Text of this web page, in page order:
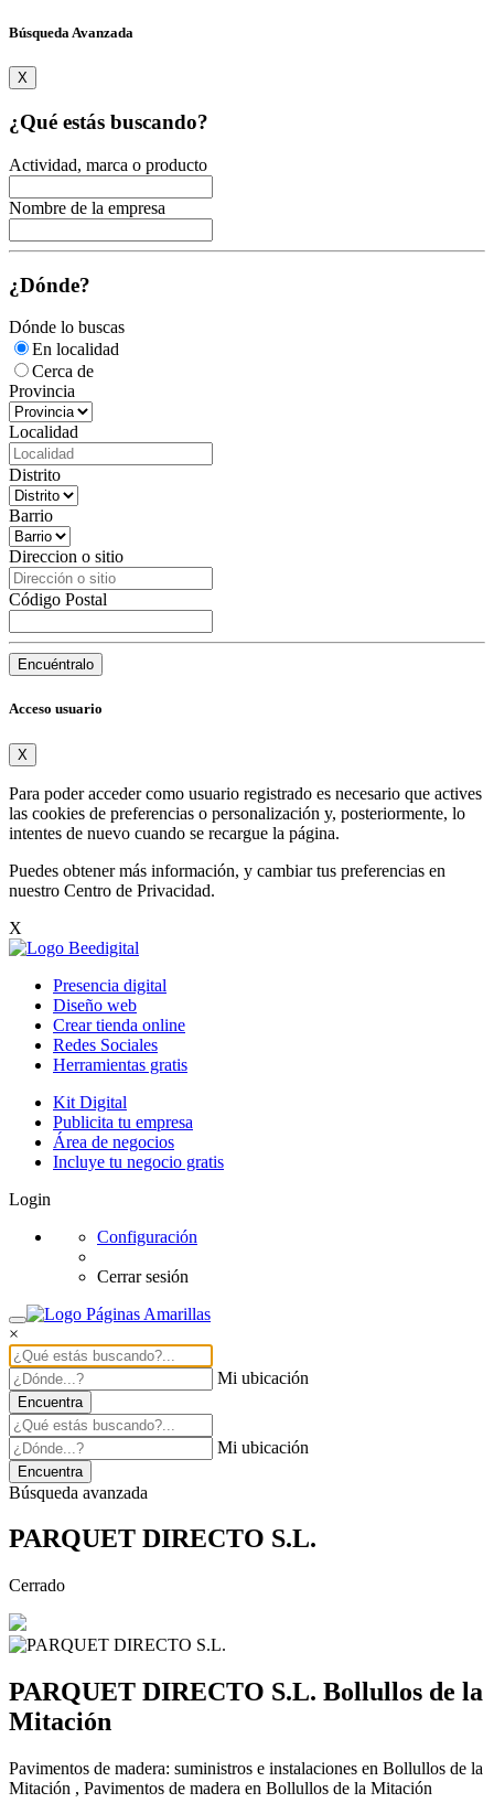
Búsqueda Avanzada
X
¿Qué estás buscando?
Actividad, marca o producto
Nombre de la empresa
¿Dónde?
Dónde lo buscas
En localidad
Cerca de
Provincia
Localidad
Distrito
Barrio
Direccion o sitio
Código Postal
Encuéntralo
Acceso usuario
X
Para poder acceder como usuario registrado es necesario que actives
las cookies de preferencias o personalización y, posteriormente, lo
intentes de nuevo cuando se recargue la página.
Puedes obtener más información, y cambiar tus preferencias en
nuestro Centro de Privacidad.
X
Presencia digital
Diseño web
Crear tienda online
Redes Sociales
Herramientas gratis
Kit Digital
Publicita tu empresa
Área de negocios
Incluye tu negocio gratis
Login
Configuración
Cerrar sesión
×
Mi ubicación
Encuentra
Mi ubicación
Encuentra
Búsqueda avanzada
PARQUET DIRECTO S.L.
Cerrado
PARQUET DIRECTO S.L. Bollullos de la
Mitación
Pavimentos de madera: suministros e instalaciones en Bollullos de la
Mitación , Pavimentos de madera en Bollullos de la Mitación